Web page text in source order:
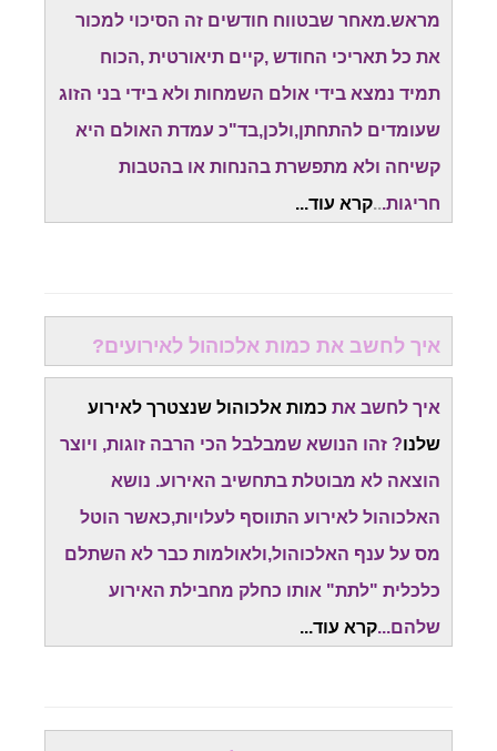
מראש.מאחר שבטווח חודשים זה הסיכוי למכור
את כל תאריכי החודש ,קיים תיאורטית ,הכוח
תמיד נמצא בידי אולם השמחות ולא בידי בני הזוג
שעומדים להתחתן,ולכן,בד"כ עמדת האולם היא
קשיחה ולא מתפשרת בהנחות או בהטבות
חריגות...קרא עוד...
איך לחשב את כמות אלכוהול לאירועים?
איך לחשב את כמות אלכוהול שנצטרך לאירוע
שלנו? זהו הנושא שמבלבל הכי הרבה זוגות, ויוצר
הוצאה לא מבוטלת בתחשיב האירוע. נושא
האלכוהול לאירוע התווסף לעלויות,כאשר הוטל
מס על ענף האלכוהול,ולאולמות כבר לא השתלם
כלכלית "לתת" אותו כחלק מחבילת האירוע
שלהם...קרא עוד...